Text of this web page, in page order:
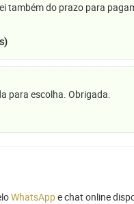
também do prazo para
para escolha. Obrigada.
WhatsAppe chat online